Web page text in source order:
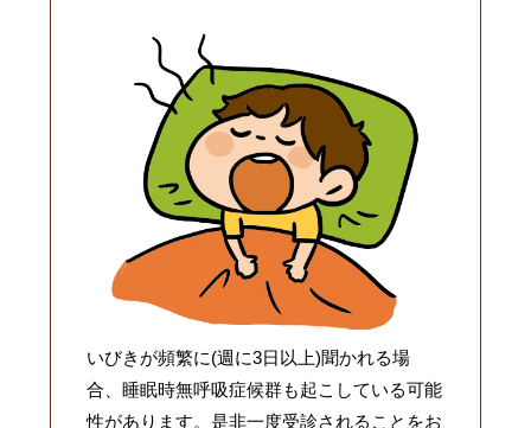
いびきが頻繁に(週に3日以上)聞かれる場
合、睡眠時無呼吸症候群も起こしている可能
性があります。是非一度受診されることをお